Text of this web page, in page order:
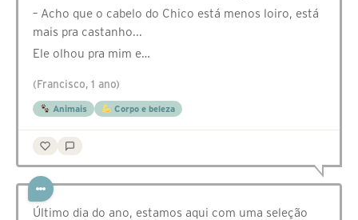
– Acho que o cabelo do Chico está menos loiro, está
mais pra castanho...
Ele olhou pra mim e…
(Francisco, 1 ano)
Animais Corpo e beleza
Último dia do ano, estamos aqui com uma seleção